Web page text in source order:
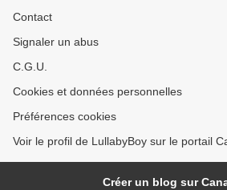
Contact
Signaler un abus
C.G.U.
Cookies et données personnelles
Préférences cookies
Voir le profil de LullabyBoy sur le portail
Créer un blog sur